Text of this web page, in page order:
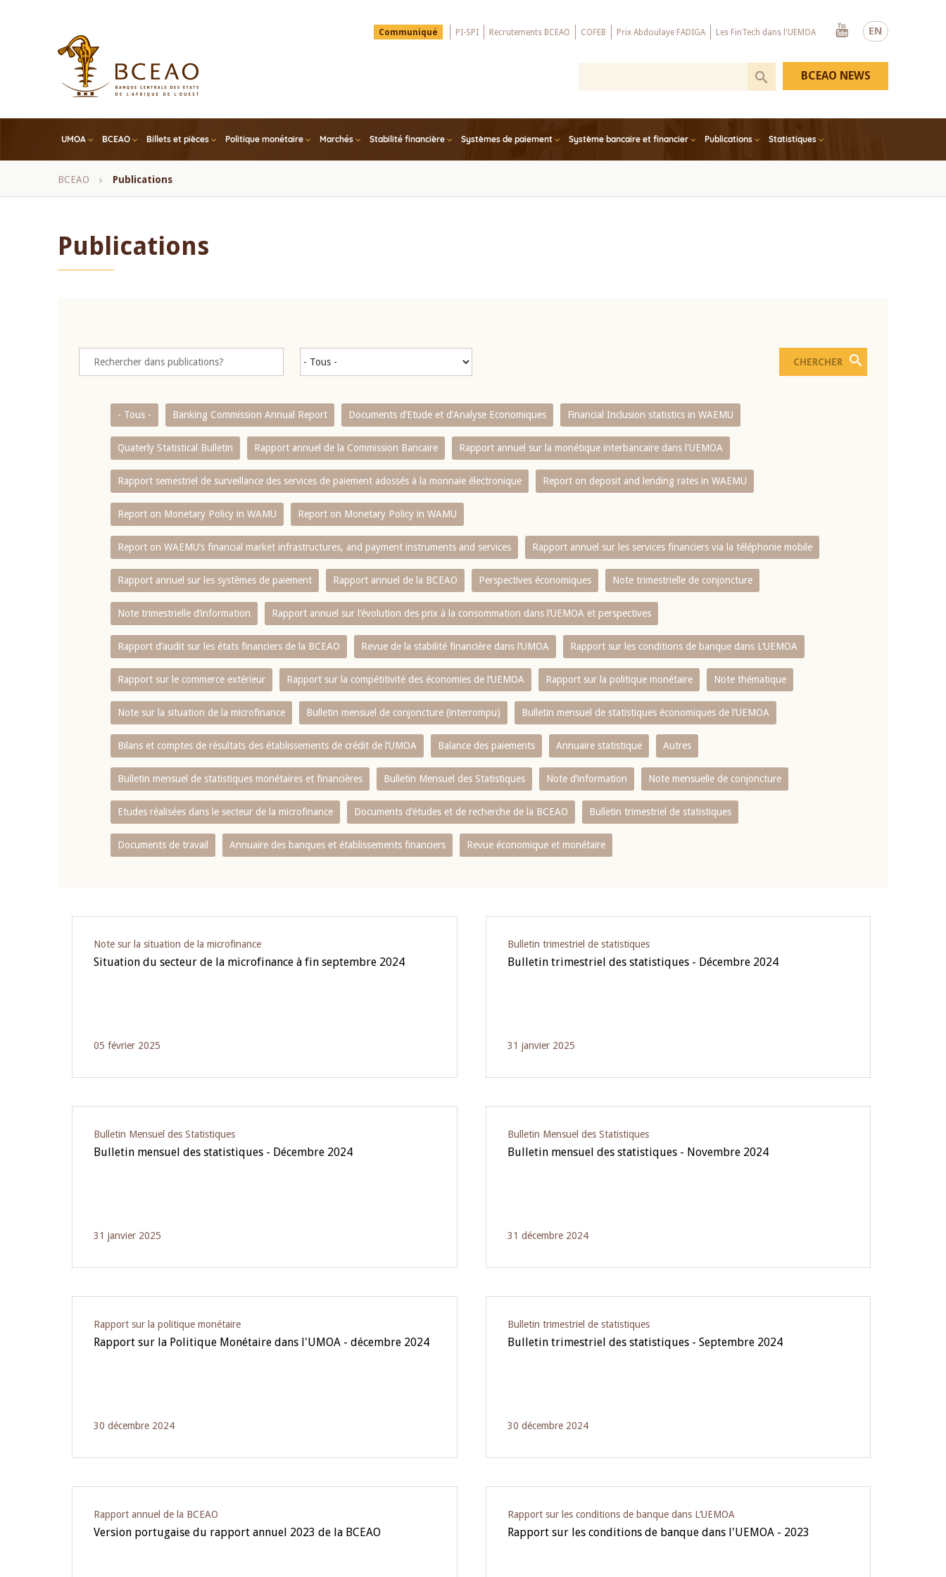
EN
Menu
Top
Communiqué PI-SPI Recrutements BCEAO COFEB Prix Abdoulaye FADIGA Les FinTech dans l'UEMOA
Youtube
UMOA BCEAO Billets et pièces Politique monétaire Marchés Stabilité financière Systèmes de paiement Système bancaire et financier Publications Statistiques
BCEAO NEWS
Fil
BCEAO Publications
Publications
- Tous - Banking Commission Annual Report Documents d’Etude et d’Analyse Economiques Financial Inclusion statistics in WAEMU
Quaterly Statistical Bulletin Rapport annuel de la Commission Bancaire Rapport annuel sur la monétique interbancaire dans l'UEMOA
Rapport semestriel de surveillance des services de paiement adossés à la monnaie électronique Report on deposit and lending rates in WAEMU
Report on Monetary Policy in WAMU Report on Monetary Policy in WAMU
Report on WAEMU’s financial market infrastructures, and payment instruments and services Rapport annuel sur les services financiers via la téléphonie mobile
Rapport annuel sur les systèmes de paiement Rapport annuel de la BCEAO Perspectives économiques Note trimestrielle de conjoncture
Note trimestrielle d‘information Rapport annuel sur l‘évolution des prix à la consommation dans l‘UEMOA et perspectives
Rapport d‘audit sur les états financiers de la BCEAO Revue de la stabilité financière dans l‘UMOA Rapport sur les conditions de banque dans L‘UEMOA
Rapport sur le commerce extérieur Rapport sur la compétitivité des économies de l‘UEMOA Rapport sur la politique monétaire Note thématique
Note sur la situation de la microfinance Bulletin mensuel de conjoncture (interrompu) Bulletin mensuel de statistiques économiques de l‘UEMOA
Bilans et comptes de résultats des établissements de crédit de l‘UMOA Balance des paiements Annuaire statistique Autres
Bulletin mensuel de statistiques monétaires et financières Bulletin Mensuel des Statistiques Note d’information Note mensuelle de conjoncture
Etudes réalisées dans le secteur de la microfinance Documents d’études et de recherche de la BCEAO Bulletin trimestriel de statistiques
Documents de travail Annuaire des banques et établissements financiers Revue économique et monétaire
Note sur la situation de la microfinance
Situation du secteur de la microfinance à fin septembre 2024
05 février 2025
Bulletin trimestriel de statistiques
Bulletin trimestriel des statistiques - Décembre 2024
31 janvier 2025
Bulletin Mensuel des Statistiques
Bulletin mensuel des statistiques - Décembre 2024
31 janvier 2025
Bulletin Mensuel des Statistiques
Bulletin mensuel des statistiques - Novembre 2024
31 décembre 2024
Rapport sur la politique monétaire
Rapport sur la Politique Monétaire dans l'UMOA - décembre 2024
30 décembre 2024
Bulletin trimestriel de statistiques
Bulletin trimestriel des statistiques - Septembre 2024
30 décembre 2024
Rapport annuel de la BCEAO
Version portugaise du rapport annuel 2023 de la BCEAO
Rapport sur les conditions de banque dans L‘UEMOA
Rapport sur les conditions de banque dans l'UEMOA - 2023